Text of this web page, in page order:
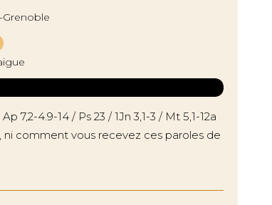
Grenoble
7,2-4.9-14 / Ps 23 / 1Jn 3,1-3 / Mt 5,1-12a
ni comment vous recevez ces paroles de